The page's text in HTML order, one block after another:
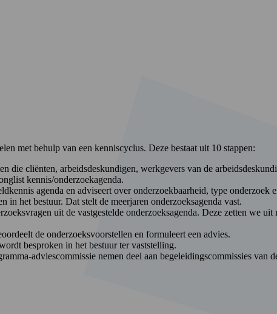
met behulp van een kenniscyclus. Deze bestaat uit 10 stappen:
cliënten, arbeidsdeskundigen, werkgevers van de
kennis/onderzoekagenda.
agenda en adviseert over onderzoekbaarheid, type onderzoek
in het bestuur. Dat stelt de meerjaren onderzoeksagenda vast.
uit de vastgestelde onderzoeksagenda. Deze zetten we
de onderzoeksvoorstellen en formuleert een advies.
besproken in het bestuur ter vaststelling.
adviescommissie nemen deel aan begeleidingscommissies van